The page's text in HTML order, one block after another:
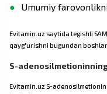
Umumiy
Evitamin.uz saytida tegishli
qayg'urishni bugundan
S-
Evitamin.uz S-